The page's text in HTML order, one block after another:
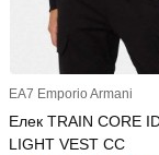
EA7 Emporio Armani
Елек TRAIN CORE
LIGHT VEST CC